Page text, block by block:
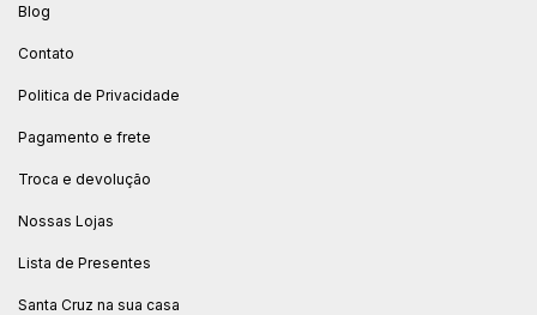
Blog
Contato
Politica de Privacidade
Pagamento e frete
Troca e devolução
Nossas Lojas
Lista de Presentes
Santa Cruz na sua casa